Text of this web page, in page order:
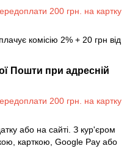
200 грн. на картку
комісію 2% + 20 грн від
Пошти при адресній
200 грн. на картку
або на сайті. З кур'єром
карткою, Google Pay або